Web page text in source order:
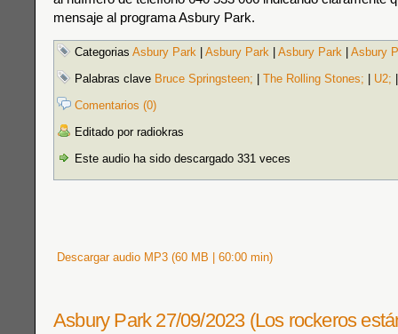
mensaje al programa Asbury Park.
Categorias Asbury Park Asbury Park Asbury Park
Asbury
Palabras clave Bruce Springsteen; The Rolling Stones; U2;
Comentarios (0)
Editado por radiokras
Este audio ha sido descargado 331 veces
Descargar audio MP3 (60 MB | 60:00 min)
Asbury Park 27/09/2023 (Los rockeros